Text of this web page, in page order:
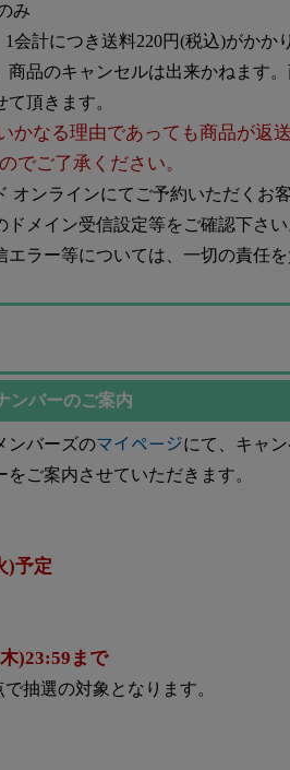
み
会計につき送料220円(税込)がかか
品のキャンセルは出来かねます
頂きます。
かなる理由であっても商品が返
でご了承ください。
ンラインにてご予約いただくお客
ドメイン受信設定等をご確認下さ
エラー等については、一切の責任
ンバーのご案内
ンバーズのマイページにて、キャ
をご案内させていただきます。
)予定
)23:59まで
抽選の対象となります。